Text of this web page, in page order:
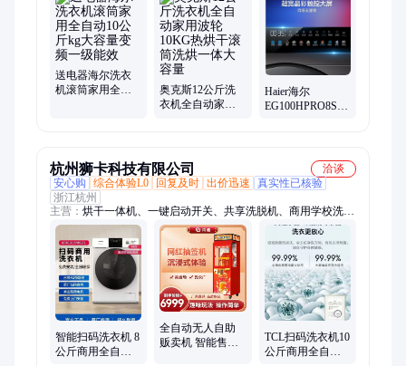
桶、橡皮艇、电动推土机、毛笔套装礼盒、车牌识别道闸、超声
波流量计、三辊研磨机、金刚石水钻机、吸油烟机、夜视仪、超
静音端子机、智能电磁流量计、重型大风炮、空调压缩机
送电器海尔洗衣
机滚筒家用全自
奥克斯12公斤洗
衣机全自动家用
Haier海尔
EG100HPRO8SU1
杭州狮卡科技有限公司
洽谈
安心购
综合体验L0 回复及时 出价迅速
真实性已核验
浙江杭州
主营： 烘干一体机、一键启动开关、共享洗脱机、商用学校洗衣
机、滚筒自助洗衣机、波轮洗衣机、自助洗衣机、全自动洗脱
机、成人用品柜、自助贩卖机、自动售货机、洗脱一体机、无人
售货机、共享扫码烘干机、饮料贩卖机、无人自动售货机、自动
祈福机、共享扫码吹风机、自助共享吹风机、扫码求签机、求签
一体机、无人自助祈福机、社区自动售水机、直饮水售卖机、社
区售水机
智能扫码洗衣机 8
公斤商用全自动
全自动无人自助
贩卖机 智能售卖
TCL扫码洗衣机10
公斤商用全自动